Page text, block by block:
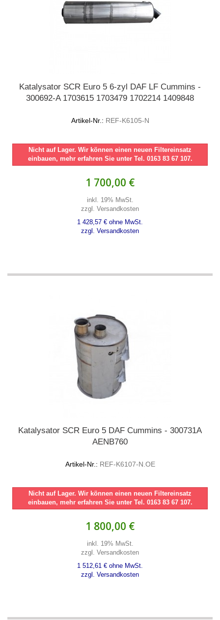
Katalysator SCR Euro 5 6-zyl DAF LF Cummins -
300692-A 1703615 1703479 1702214 1409848
Artikel-Nr.: REF-K6105-N
Nicht auf Lager. Wir können einen neuen Filtereinsatz
einbauen, mehr erfahren Sie unter Tel. 0163 83 67 107.
1 700,00 €
inkl. 19% MwSt.
zzgl. Versandkosten
1 428,57 € ohne MwSt.
zzgl. Versandkosten
Katalysator SCR Euro 5 DAF Cummins - 300731A
AENB760
Artikel-Nr.: REF-K6107-N.OE
Nicht auf Lager. Wir können einen neuen Filtereinsatz
einbauen, mehr erfahren Sie unter Tel. 0163 83 67 107.
1 800,00 €
inkl. 19% MwSt.
zzgl. Versandkosten
1 512,61 € ohne MwSt.
zzgl. Versandkosten